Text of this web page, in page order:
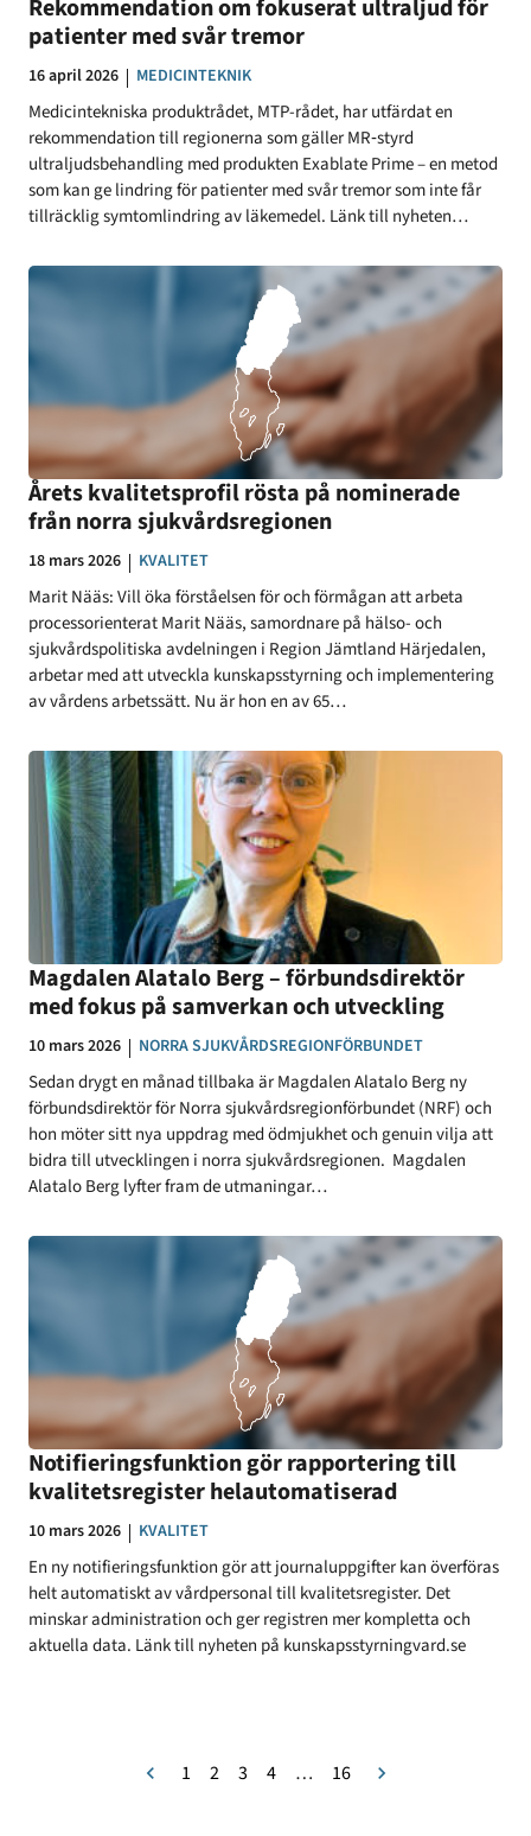
Rekommendation om fokuserat ultraljud för
patienter med svår tremor
Datum:
16 april 2026 KATEGORI:
MEDICINTEKNIK
Medicintekniska produktrådet, MTP-rådet, har utfärdat en
rekommendation till regionerna som gäller MR‑styrd
ultraljudsbehandling med produkten Exablate Prime – en metod
som kan ge lindring för patienter med svår tremor som inte får
tillräcklig symtomlindring av läkemedel. Länk till nyheten…
Årets kvalitetsprofil rösta på nominerade
från norra sjukvårdsregionen
Datum:
18 mars 2026 KATEGORI:
KVALITET
Marit Nääs: Vill öka förståelsen för och förmågan att arbeta
processorienterat Marit Nääs, samordnare på hälso- och
sjukvårdspolitiska avdelningen i Region Jämtland Härjedalen,
arbetar med att utveckla kunskapsstyrning och implementering
av vårdens arbetssätt. Nu är hon en av 65…
Magdalen Alatalo Berg – förbundsdirektör
med fokus på samverkan och utveckling
Datum:
10 mars 2026 KATEGORI:
NORRA SJUKVÅRDSREGIONFÖRBUNDET
Sedan drygt en månad tillbaka är Magdalen Alatalo Berg ny
förbundsdirektör för Norra sjukvårdsregionförbundet (NRF) och
hon möter sitt nya uppdrag med ödmjukhet och genuin vilja att
bidra till utvecklingen i norra sjukvårdsregionen. Magdalen
Alatalo Berg lyfter fram de utmaningar…
Notifieringsfunktion gör rapportering till
kvalitetsregister helautomatiserad
Datum:
10 mars 2026 KATEGORI:
KVALITET
En ny notifieringsfunktion gör att journaluppgifter kan överföras
helt automatiskt av vårdpersonal till kvalitetsregister. Det
minskar administration och ger registren mer kompletta och
aktuella data. Länk till nyheten på kunskapsstyrningvard.se
1 2 3 4 … 16